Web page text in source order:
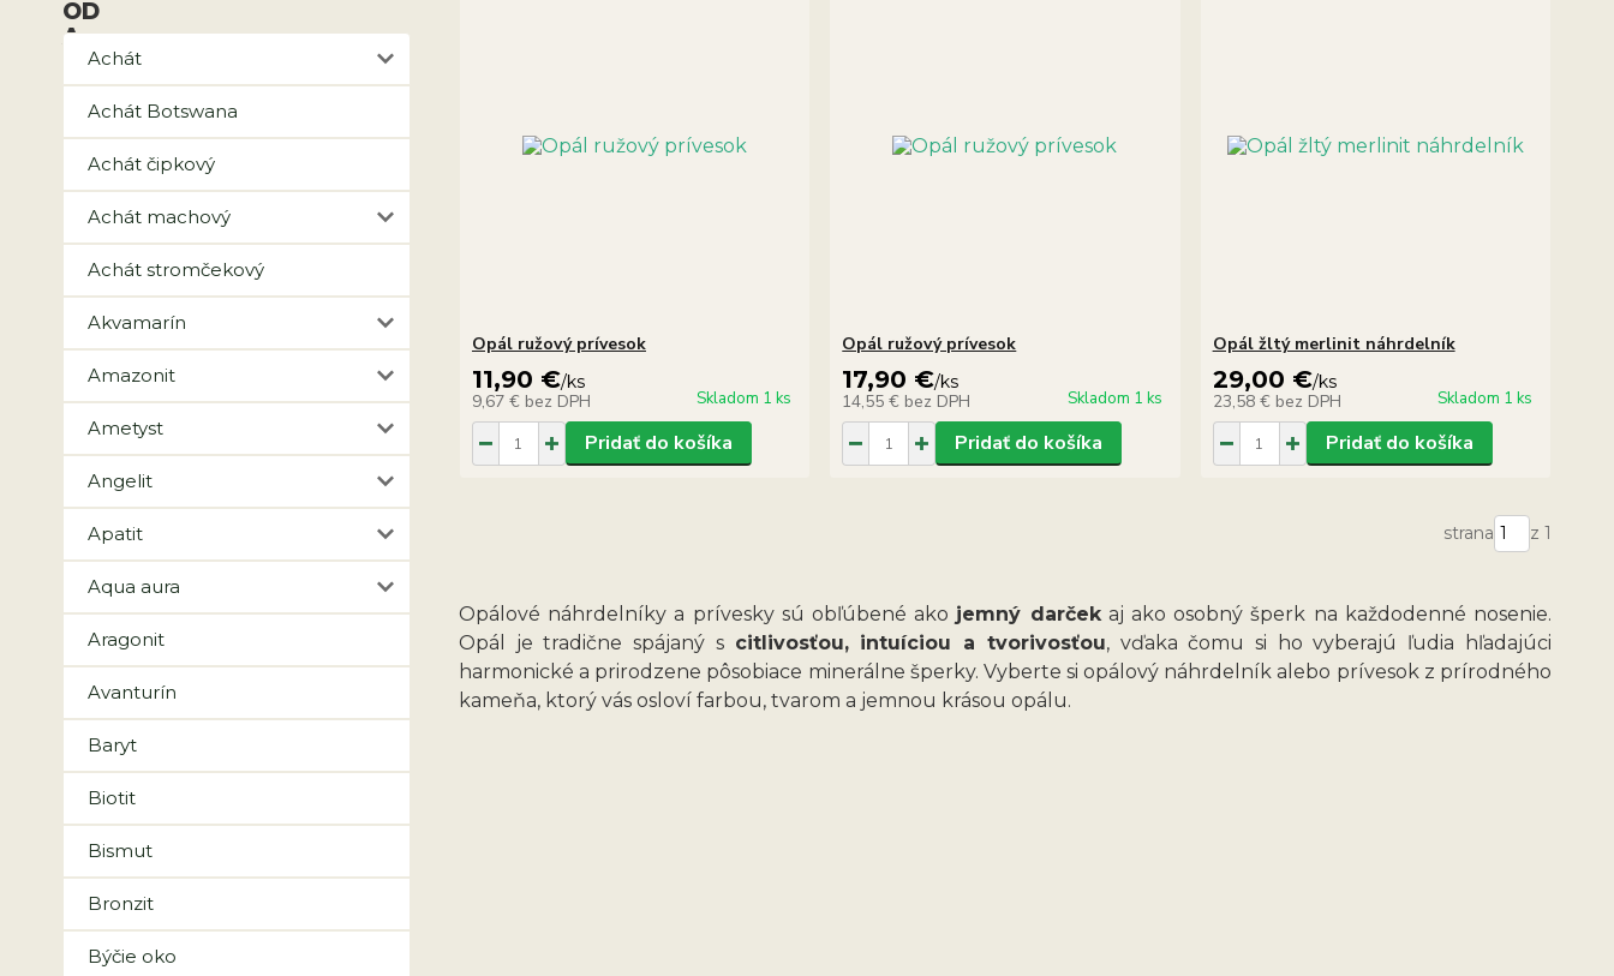
Achát
Achát Botswana
Achát čipkový
Achát machový
Achát stromčekový
Akvamarín
Amazonit
Ametyst
Angelit
Apatit
Aqua aura
Aragonit
Avanturín
Baryt
Biotit
Bismut
Bronzit
Býčie oko
Opál ružový prívesok
11,90 €/ks
9,67 € bez DPH Skladom 1 ks
Pridať do košíka
Opál ružový prívesok
17,90 €/ks
14,55 € bez DPH Skladom 1 ks
Pridať do košíka
Opál žltý merlinit náhrdelník
29,00 €/ks
23,58 € bez DPH Skladom 1 ks
Pridať do košíka
strana z 1
Opálové náhrdelníky a prívesky sú obľúbené ako jemný darčekaj ako osobný šperk na každodenné nosenie.
Opál je tradične spájaný s citlivosťou, intuíciou a tvorivosťou, vďaka čomu si ho vyberajú ľudia hľadajúci
harmonické a prirodzene pôsobiace minerálne šperky. Vyberte si opálový náhrdelník alebo prívesok z prírodného
kameňa, ktorý vás osloví farbou, tvarom a jemnou krásou opálu.